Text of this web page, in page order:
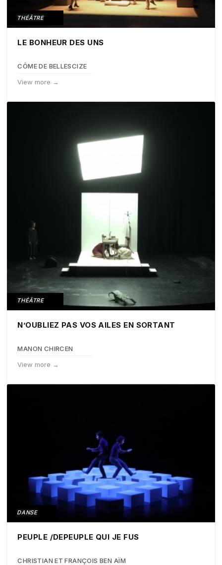
THÉÂTRE
LE BONHEUR DES UNS
CÔME DE BELLESCIZE
View more →
THÉÂTRE
N’OUBLIEZ PAS VOS AILES EN SORTANT
MANON CHIRCEN
View more →
DANSE
PEUPLE /DEPEUPLE QUI JE FUS
CHRISTIAN ET FRANÇOIS BEN AÏM